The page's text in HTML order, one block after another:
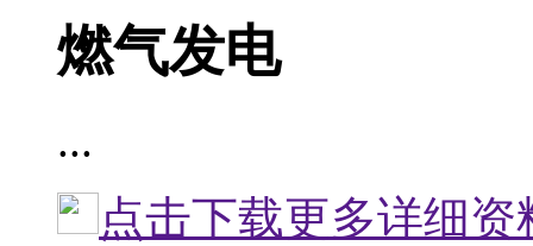
燃气发电
...
点击下载更多详细资